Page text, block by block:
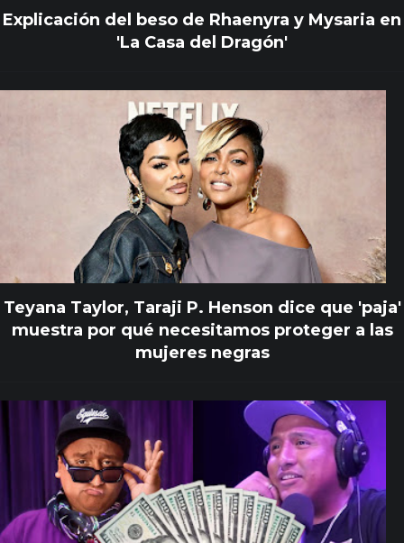
Explicación del beso de Rhaenyra y Mysaria en
'La Casa del Dragón'
Teyana Taylor, Taraji P. Henson dice que 'paja'
muestra por qué necesitamos proteger a las
mujeres negras